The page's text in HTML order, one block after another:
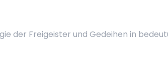
der Freigeister und Gedeihen in